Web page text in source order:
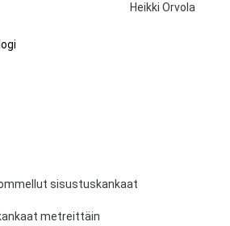
Heikki Orvola
sisustuskankaat
metreittäin